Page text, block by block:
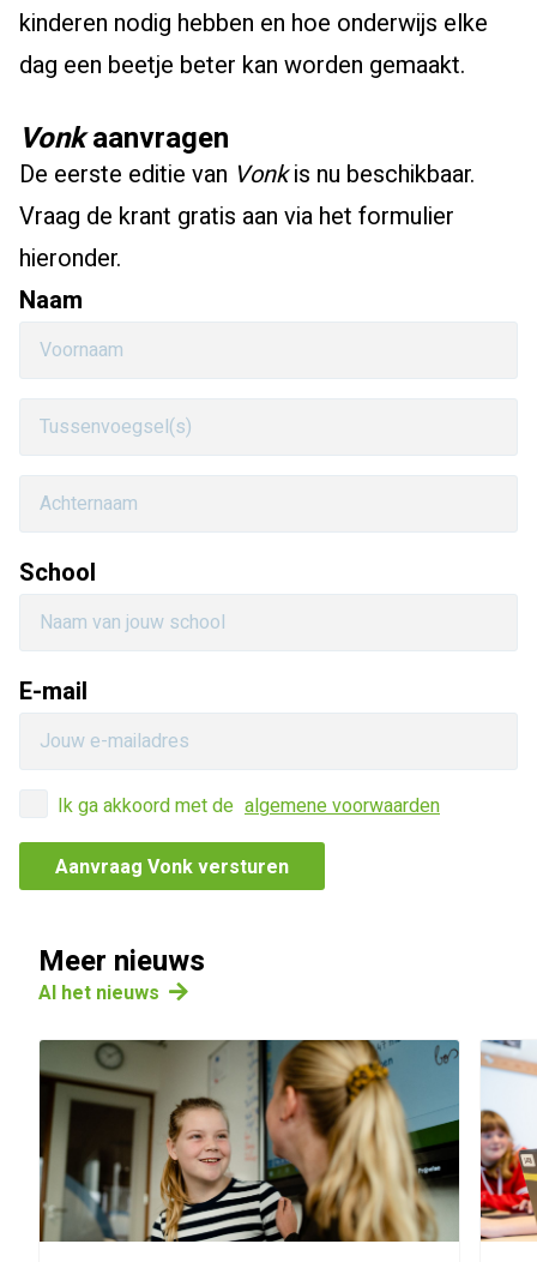
kinderen nodig hebben en hoe onderwijs elke
dag een beetje beter kan worden gemaakt.
Vonkaanvragen
De eerste editie van Vonkis nu beschikbaar.
Vraag de krant gratis aan via het formulier
hieronder.
Naam
School
E-mail
Ik ga akkoord met de algemene voorwaarden
Meer nieuws
Al het nieuws